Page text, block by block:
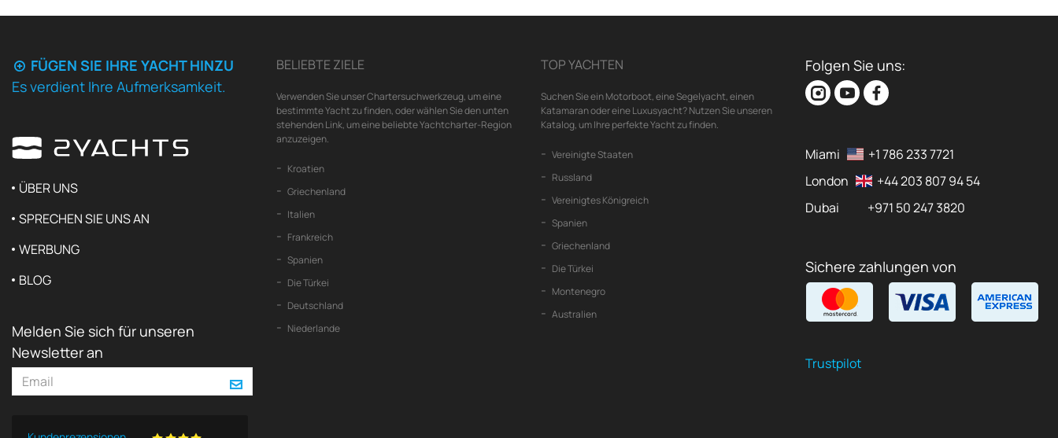
FÜGEN SIE IHRE YACHT HINZU
Es verdient Ihre Aufmerksamkeit.
ÜBER UNS
SPRECHEN SIE UNS AN
WERBUNG
BLOG
Melden Sie sich für unseren
Newsletter an
BELIEBTE ZIELE
Verwenden Sie unser Chartersuchwerkzeug, um eine
bestimmte Yacht zu finden, oder wählen Sie den unten
stehenden Link, um eine beliebte Yachtcharter-Region
anzuzeigen.
Kroatien
Griechenland
Italien
Frankreich
Spanien
Die Türkei
Deutschland
Niederlande
TOP YACHTEN
Suchen Sie ein Motorboot, eine Segelyacht, einen
Katamaran oder eine Luxusyacht? Nutzen Sie unseren
Katalog, um Ihre perfekte Yacht zu finden.
Vereinigte Staaten
Russland
Vereinigtes Königreich
Spanien
Griechenland
Die Türkei
Montenegro
Australien
Folgen Sie uns:
Miami
+1 786 233 7721
London
+44 203 807 94 54
Dubai
+971 50 247 3820
Sichere zahlungen von
Trustpilot